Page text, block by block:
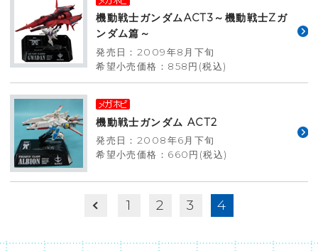
機動戦士ガンダムACT3～機動戦士Zガ
ンダム篇～
発売日：2009年8月下旬
希望小売価格：858円(税込)
機動戦士ガンダム ACT2
発売日：2008年6月下旬
希望小売価格：660円(税込)
1 2 3 4